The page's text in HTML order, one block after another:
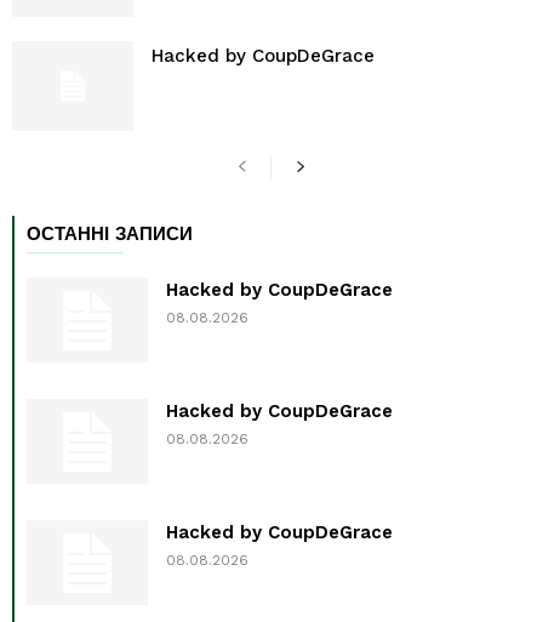
Hacked by CoupDeGrace
ОСТАННІ ЗАПИСИ
Hacked by CoupDeGrace
08.08.2026
Hacked by CoupDeGrace
08.08.2026
Hacked by CoupDeGrace
08.08.2026